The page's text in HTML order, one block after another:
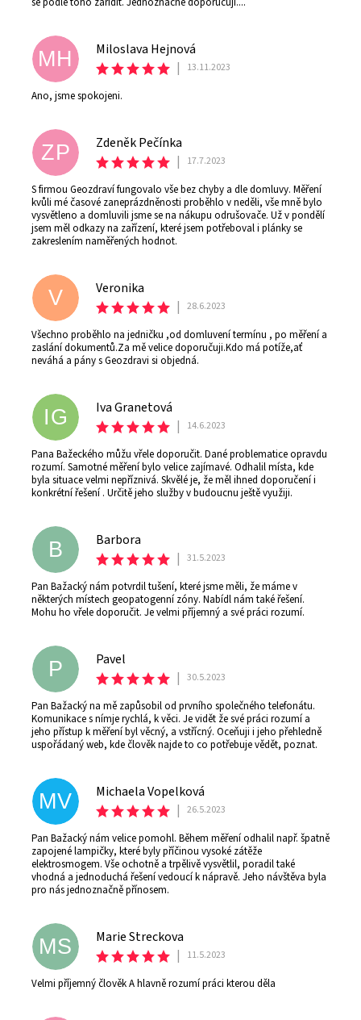
MH
Miloslava Hejnová
|
13.11.2023
Ano, jsme spokojeni.
ZP
Zdeněk Pečínka
|
17.7.2023
S firmou Geozdraví fungovalo vše bez chyby a dle domluvy. Měření
kvůli mé časové zaneprázdněnosti proběhlo v neděli, vše mně bylo
vysvětleno a domluvili jsme se na nákupu odrušovače. Už v pondělí
jsem měl odkazy na zařízení, které jsem potřeboval i plánky se
zakreslením naměřených hodnot.
V
Veronika
| 28.6.2023
Všechno proběhlo na jedničku ,od domluvení termínu , po měření a
zaslání dokumentů.Za mě velice doporučuji.Kdo má potíže,ať
neváhá a pány s Geozdravi si objedná.
IG
Iva Granetová
|
14.6.2023
Pana Bažeckého můžu vřele doporučit. Dané problematice opravdu
rozumí. Samotné měření bylo velice zajímavé. Odhalil místa, kde
byla situace velmi nepříznivá. Skvělé je, že měl ihned doporučení i
konkrétní řešení . Určitě jeho služby v budoucnu ještě využiji.
B
Barbora
| 31.5.2023
Pan Bažacký nám potvrdil tušení, které jsme měli, že máme v
některých místech geopatogenní zóny. Nabídl nám také řešení.
Mohu ho vřele doporučit. Je velmi příjemný a své práci rozumí.
P
Pavel
| 30.5.2023
Pan Bažacký na mě zapůsobil od prvního společného telefonátu.
Komunikace s nímje rychlá, k věci. Je vidět že své práci rozumí a
jeho přístup k měření byl věcný, a vstřícný. Oceňuji i jeho přehledně
uspořádaný web, kde člověk najde to co potřebuje vědět, poznat.
MV
Michaela Vopelková
| 26.5.2023
Pan Bažacký nám velice pomohl. Během měření odhalil např. špatně
zapojené lampičky, které byly příčinou vysoké zátěže
elektrosmogem. Vše ochotně a trpělivě vysvětlil, poradil také
vhodná a jednoduchá řešení vedoucí k nápravě. Jeho návštěva byla
pro nás jednoznačně přínosem.
MS
Marie Streckova
|
11.5.2023
Velmi příjemný člověk A hlavně rozumí práci kterou děla